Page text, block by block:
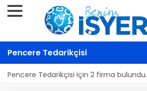
Pencere Tedarikçisi
Pencere Tedarikçisi için 2 firma bulundu.